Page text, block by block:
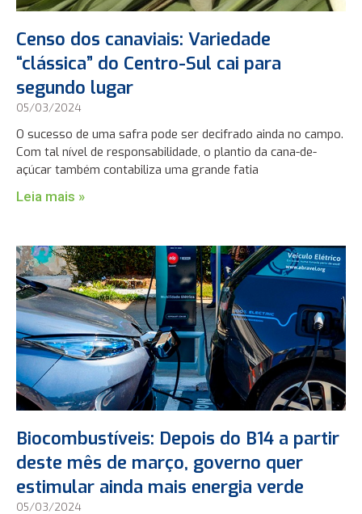
Censo dos canaviais: Variedade
“clássica” do Centro-Sul cai para
segundo lugar
05/03/2024
O sucesso de uma safra pode ser decifrado ainda no campo.
Com tal nível de responsabilidade, o plantio da cana-de-
açúcar também contabiliza uma grande fatia
Leia mais »
Biocombustíveis: Depois do B14 a partir
deste mês de março, governo quer
estimular ainda mais energia verde
05/03/2024